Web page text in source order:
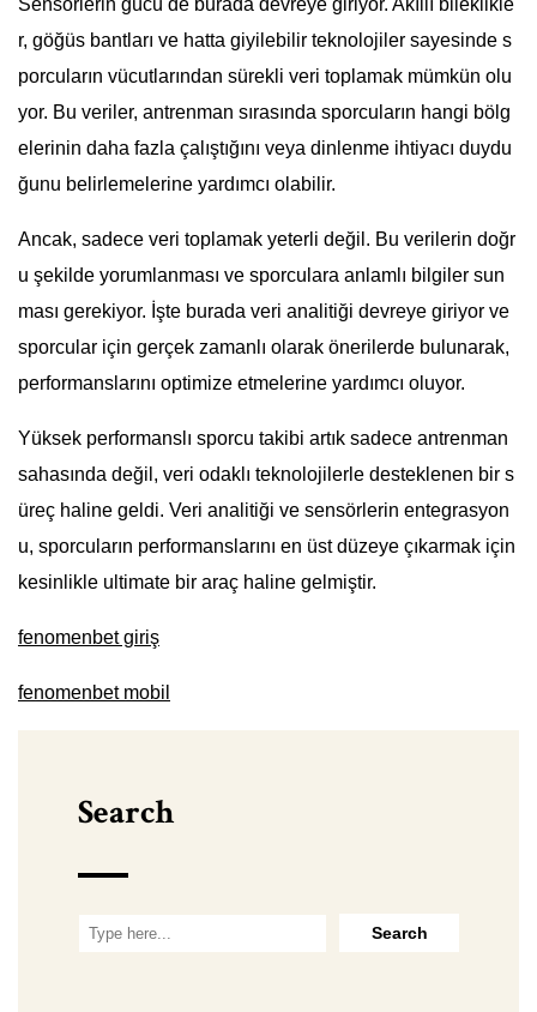
Sensörlerin gücü de burada devreye giriyor. Akıllı bileklikle
r, göğüs bantları ve hatta giyilebilir teknolojiler sayesinde s
porcuların vücutlarından sürekli veri toplamak mümkün olu
yor. Bu veriler, antrenman sırasında sporcuların hangi bölg
elerinin daha fazla çalıştığını veya dinlenme ihtiyacı duydu
ğunu belirlemelerine yardımcı olabilir.
Ancak, sadece veri toplamak yeterli değil. Bu verilerin doğr
u şekilde yorumlanması ve sporculara anlamlı bilgiler sun
ması gerekiyor. İşte burada veri analitiği devreye giriyor ve
sporcular için gerçek zamanlı olarak önerilerde bulunarak,
performanslarını optimize etmelerine yardımcı oluyor.
Yüksek performanslı sporcu takibi artık sadece antrenman
sahasında değil, veri odaklı teknolojilerle desteklenen bir s
üreç haline geldi. Veri analitiği ve sensörlerin entegrasyon
u, sporcuların performanslarını en üst düzeye çıkarmak için
kesinlikle ultimate bir araç haline gelmiştir.
fenomenbet giriş
fenomenbet mobil
Search